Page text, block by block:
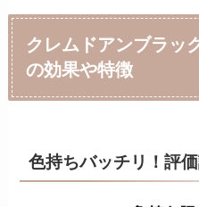
クレムドアンブラッ
の効果や特徴
色持ちバッチリ！評